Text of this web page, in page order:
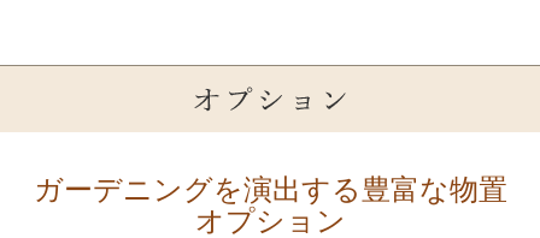
ガーデニングを演出する豊富な物置
オプション